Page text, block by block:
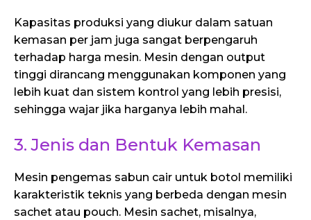
Kapasitas produksi yang diukur dalam satuan
kemasan per jam juga sangat berpengaruh
terhadap harga mesin. Mesin dengan output
tinggi dirancang menggunakan komponen yang
lebih kuat dan sistem kontrol yang lebih presisi,
sehingga wajar jika harganya lebih mahal.
3. Jenis dan Bentuk Kemasan
Mesin pengemas sabun cair untuk botol memiliki
karakteristik teknis yang berbeda dengan mesin
sachet atau pouch. Mesin sachet, misalnya,